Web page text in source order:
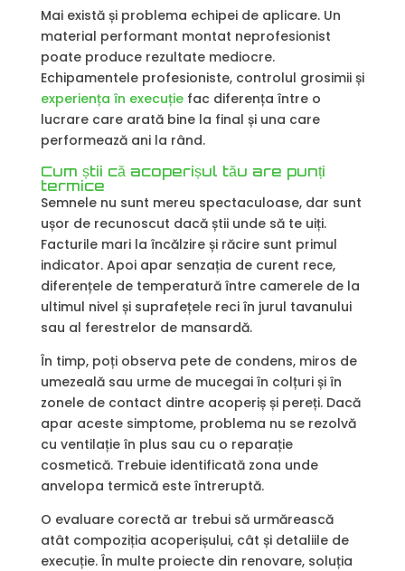
Mai există și problema echipei de aplicare. Un
material performant montat neprofesionist
poate produce rezultate mediocre.
Echipamentele profesioniste, controlul grosimii și
experiența în execuțiefac diferența între o
lucrare care arată bine la final și una care
performează ani la rând.
Cum știi că acoperișul tău are punți
termice
Semnele nu sunt mereu spectaculoase, dar sunt
ușor de recunoscut dacă știi unde să te uiți.
Facturile mari la încălzire și răcire sunt primul
indicator. Apoi apar senzația de curent rece,
diferențele de temperatură între camerele de la
ultimul nivel și suprafețele reci în jurul tavanului
sau al ferestrelor de mansardă.
În timp, poți observa pete de condens, miros de
umezeală sau urme de mucegai în colțuri și în
zonele de contact dintre acoperiș și pereți. Dacă
apar aceste simptome, problema nu se rezolvă
cu ventilație în plus sau cu o reparație
cosmetică. Trebuie identificată zona unde
anvelopa termică este întreruptă.
O evaluare corectă ar trebui să urmărească
atât compoziția acoperișului, cât și detaliile de
execuție. În multe proiecte din renovare, soluția